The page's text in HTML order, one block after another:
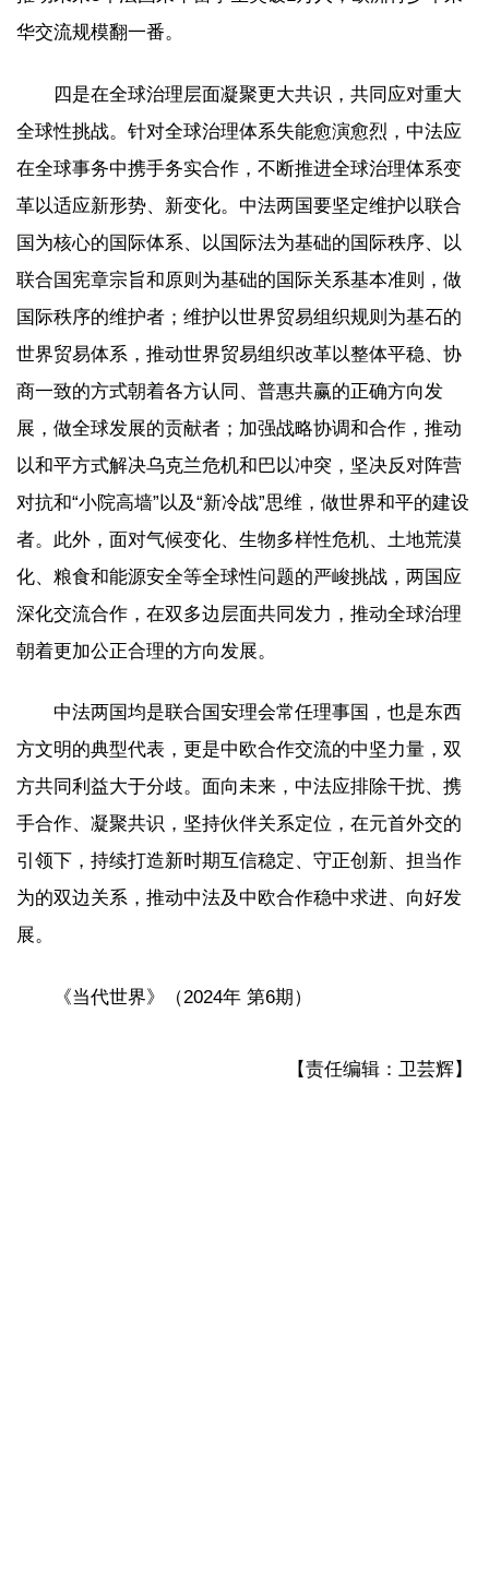
华交流规模翻一番。
四是在全球治理层面凝聚更大共识，共同应对重大
全球性挑战。针对全球治理体系失能愈演愈烈，中法应
在全球事务中携手务实合作，不断推进全球治理体系变
革以适应新形势、新变化。中法两国要坚定维护以联合
国为核心的国际体系、以国际法为基础的国际秩序、以
联合国宪章宗旨和原则为基础的国际关系基本准则，做
国际秩序的维护者；维护以世界贸易组织规则为基石的
世界贸易体系，推动世界贸易组织改革以整体平稳、协
商一致的方式朝着各方认同、普惠共赢的正确方向发
展，做全球发展的贡献者；加强战略协调和合作，推动
以和平方式解决乌克兰危机和巴以冲突，坚决反对阵营
对抗和“小院高墙”以及“新冷战”思维，做世界和平的建设
者。此外，面对气候变化、生物多样性危机、土地荒漠
化、粮食和能源安全等全球性问题的严峻挑战，两国应
深化交流合作，在双多边层面共同发力，推动全球治理
朝着更加公正合理的方向发展。
中法两国均是联合国安理会常任理事国，也是东西
方文明的典型代表，更是中欧合作交流的中坚力量，双
方共同利益大于分歧。面向未来，中法应排除干扰、携
手合作、凝聚共识，坚持伙伴关系定位，在元首外交的
引领下，持续打造新时期互信稳定、守正创新、担当作
为的双边关系，推动中法及中欧合作稳中求进、向好发
展。
《当代世界》（2024年 第6期）
【责任编辑：卫芸辉】